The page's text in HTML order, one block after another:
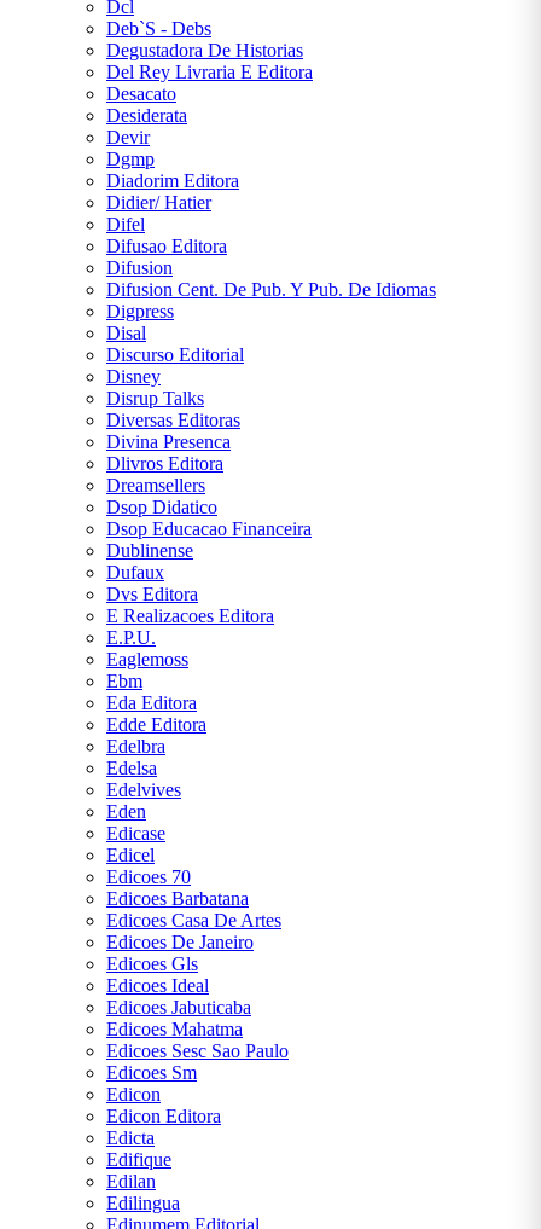
Dcl
Deb`S - Debs
Degustadora De Historias
Del Rey Livraria E Editora
Desacato
Desiderata
Devir
Dgmp
Diadorim Editora
Didier/ Hatier
Difel
Difusao Editora
Difusion
Difusion Cent. De Pub. Y Pub. De Idiomas
Digpress
Disal
Discurso Editorial
Disney
Disrup Talks
Diversas Editoras
Divina Presenca
Dlivros Editora
Dreamsellers
Dsop Didatico
Dsop Educacao Financeira
Dublinense
Dufaux
Dvs Editora
E Realizacoes Editora
E.P.U.
Eaglemoss
Ebm
Eda Editora
Edde Editora
Edelbra
Edelsa
Edelvives
Eden
Edicase
Edicel
Edicoes 70
Edicoes Barbatana
Edicoes Casa De Artes
Edicoes De Janeiro
Edicoes Gls
Edicoes Ideal
Edicoes Jabuticaba
Edicoes Mahatma
Edicoes Sesc Sao Paulo
Edicoes Sm
Edicon
Edicon Editora
Edicta
Edifique
Edilan
Edilingua
Edinumem Editorial